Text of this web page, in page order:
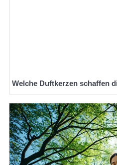
Welche Duftkerzen schaffen